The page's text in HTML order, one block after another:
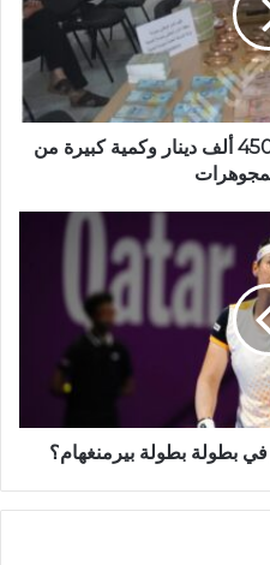
سهلول: تفاصيل حجز أكثر من 450 ألف دينار وكمية كبيرة من
في بطولة بطولة بيرمنغهام؟